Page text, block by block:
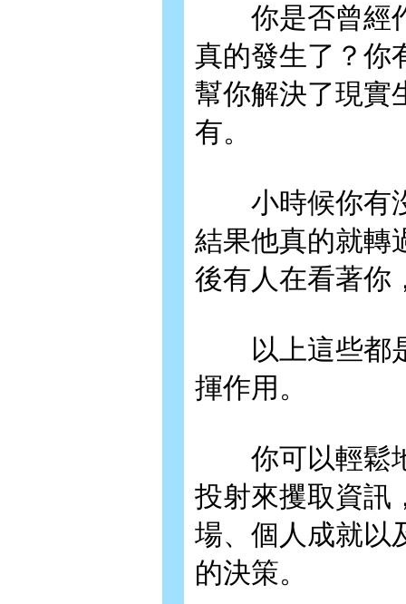
你是否曾經作
真的發生了？你
幫你解決了現實
有。
小時候你有沒
結果他真的就轉
後有人在看著你
以上這些都是
揮作用。
你可以輕鬆地
投射來攫取資訊
場、個人成就以
的決策。